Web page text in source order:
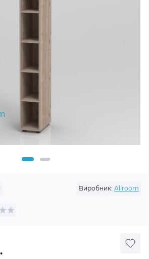
Виробник: Allroom